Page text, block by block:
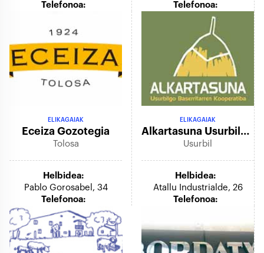
Telefonoa:
Telefonoa:
ELIKAGAIAK
Eceiza Gozotegia
Tolosa
Helbidea:
Pablo Gorosabel, 34
Telefonoa:
ELIKAGAIAK
Alkartasuna Usurbilgo Baserritarren Koop
Usurbil
Helbidea:
Atallu Industrialde, 26
Telefonoa: